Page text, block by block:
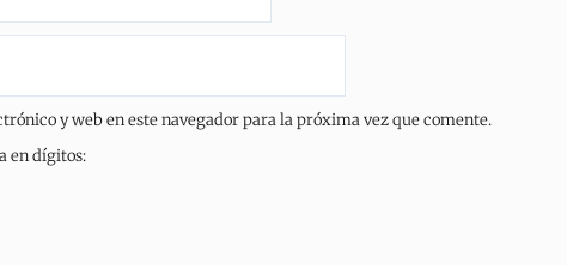
y web en este navegador para la próxima vez que comente.
en dígitos: